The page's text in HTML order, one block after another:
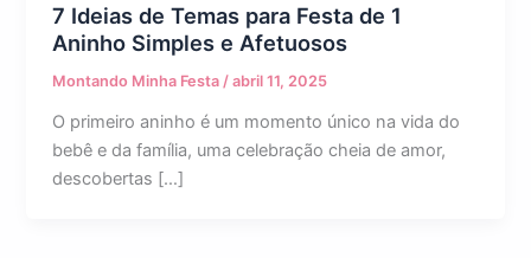
7 Ideias de Temas para Festa de 1
Aninho Simples e Afetuosos
Montando Minha Festa/abril 11, 2025
O primeiro aninho é um momento único na vida do
bebê e da família, uma celebração cheia de amor,
descobertas […]